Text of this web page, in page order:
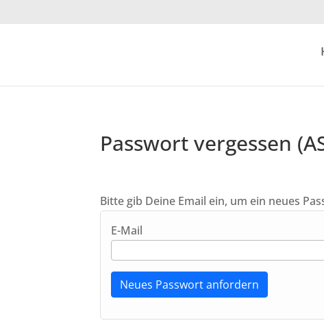
Passwort vergessen
Bitte gib Deine Email ein, um ein neues
E-Mail